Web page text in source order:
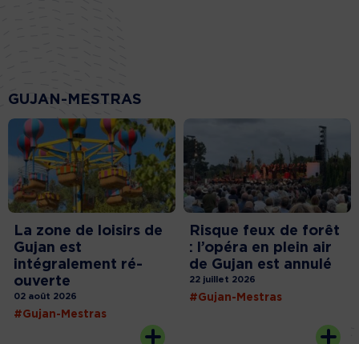
GUJAN-MESTRAS
La zone de loisirs de
Gujan est
intégralement ré-
ouverte
02 août 2026
#Gujan-Mestras
Risque feux de forêt
: l’opéra en plein air
de Gujan est annulé
22 juillet 2026
#Gujan-Mestras